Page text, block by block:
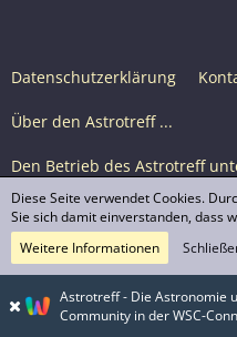
Datenschutzerklärung
Über den Astrotreff ...
Den Betrieb des Astrotreff
Nutzungsbedingungen
© Astrotreff
sofern für einzelne
Astrotreff - Die Astronomie
Community in der WSC-
Diese Seite verwendet Cookies.
Sie sich damit einverstanden, dass
Weitere Informationen